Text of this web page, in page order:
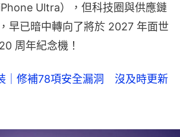
Ultra），但科技圈與供應鏈
早已暗中轉向了將於 2027 年面世
周年紀念機！
｜修補78項安全漏洞 沒及時更新